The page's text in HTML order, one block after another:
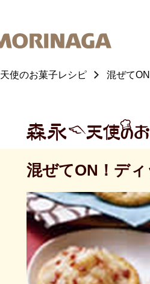
天使のお菓子レシピ 混ぜて
混ぜてON！デ